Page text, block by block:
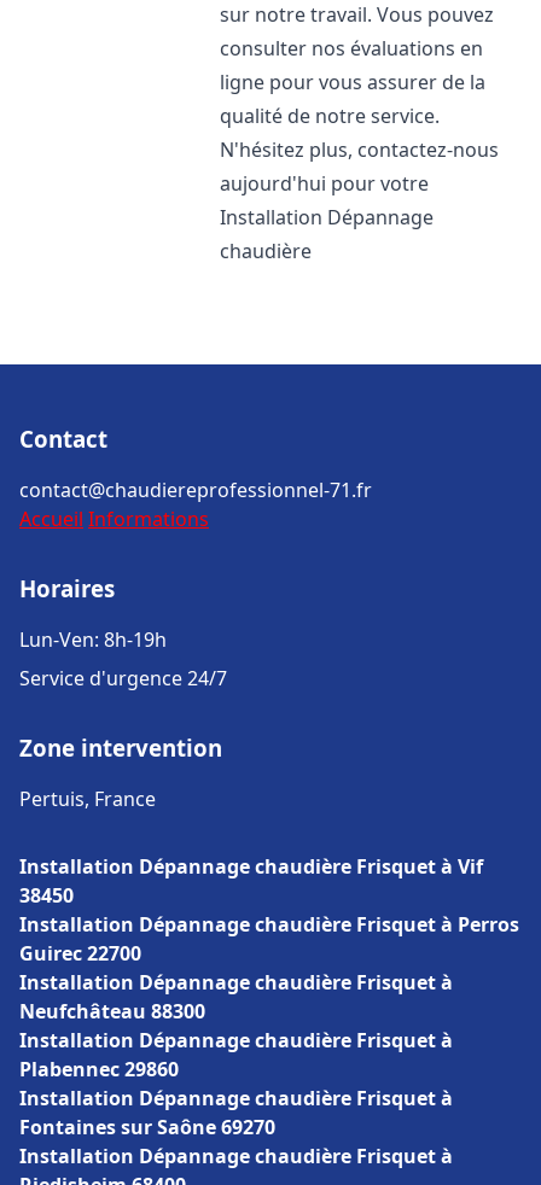
sur notre travail. Vous pouvez
consulter nos évaluations en
ligne pour vous assurer de la
qualité de notre service.
N'hésitez plus, contactez-nous
aujourd'hui pour votre
Installation Dépannage
chaudière
Contact
contact@chaudiereprofessionnel-71.fr
Accueil Informations
Horaires
Lun-Ven: 8h-19h
Service d'urgence 24/7
Zone intervention
Pertuis, France
Installation Dépannage chaudière Frisquet à Vif
38450
Installation Dépannage chaudière Frisquet à Perros
Guirec 22700
Installation Dépannage chaudière Frisquet à
Neufchâteau 88300
Installation Dépannage chaudière Frisquet à
Plabennec 29860
Installation Dépannage chaudière Frisquet à
Fontaines sur Saône 69270
Installation Dépannage chaudière Frisquet à